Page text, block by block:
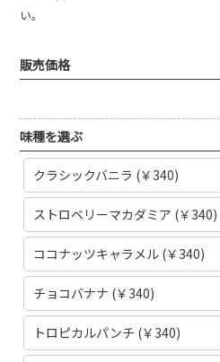
い。
販売価格
味種を選ぶ
クラシックバニラ (￥340)
ストロベリーマカダミア (￥340)
ココナッツキャラメル (￥340)
チョコバナナ (￥340)
トロピカルパンチ (￥340)